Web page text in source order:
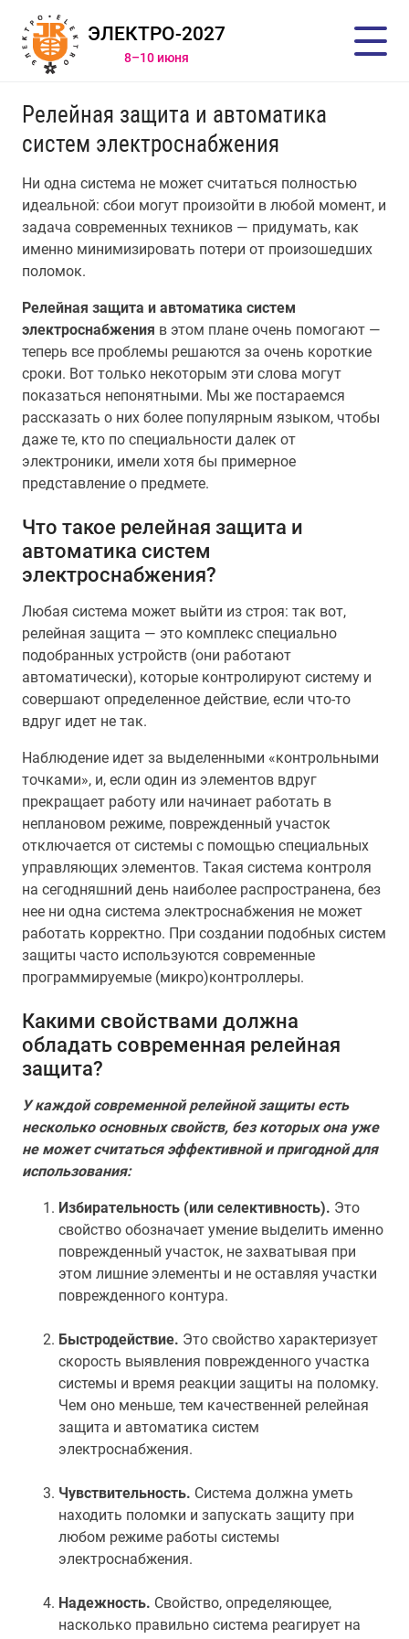
ЭЛЕКТРО-2027
8–10 июня
Релейная защита и автоматика
систем электроснабжения
Ни одна система не может считаться полностью
идеальной: сбои могут произойти в любой момент, и
задача современных техников — придумать, как
именно минимизировать потери от произошедших
поломок.
Релейная защита и автоматика систем
электроснабжения в этом плане очень помогают —
теперь все проблемы решаются за очень короткие
сроки. Вот только некоторым эти слова могут
показаться непонятными. Мы же постараемся
рассказать о них более популярным языком, чтобы
даже те, кто по специальности далек от
электроники, имели хотя бы примерное
представление о предмете.
Что такое релейная защита и
автоматика систем
электроснабжения?
Любая система может выйти из строя: так вот,
релейная защита — это комплекс специально
подобранных устройств (они работают
автоматически), которые контролируют систему и
совершают определенное действие, если что-то
вдруг идет не так.
Наблюдение идет за выделенными «контрольными
точками», и, если один из элементов вдруг
прекращает работу или начинает работать в
неплановом режиме, поврежденный участок
отключается от системы с помощью специальных
управляющих элементов. Такая система контроля
на сегодняшний день наиболее распространена, без
нее ни одна система электроснабжения не может
работать корректно. При создании подобных систем
защиты часто используются современные
программируемые (микро)контроллеры.
Какими свойствами должна
обладать современная релейная
защита?
У каждой современной релейной защиты есть
несколько основных свойств, без которых она уже
не может считаться эффективной и пригодной для
использования:
Избирательность (или селективность). Это
свойство обозначает умение выделить именно
поврежденный участок, не захватывая при
этом лишние элементы и не оставляя участки
поврежденного контура.
Быстродействие. Это свойство характеризует
скорость выявления поврежденного участка
системы и время реакции защиты на поломку.
Чем оно меньше, тем качественней релейная
защита и автоматика систем
электроснабжения.
Чувствительность. Система должна уметь
находить поломки и запускать защиту при
любом режиме работы системы
электроснабжения.
Надежность. Свойство, определяющее,
насколько правильно система реагирует на